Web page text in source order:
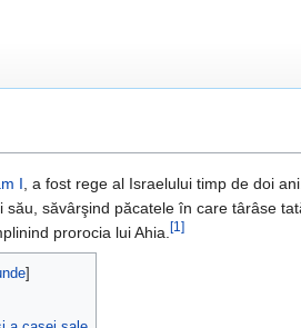
I, a fost rege al Israelului timp de doi
său, săvârşind păcatele în care târâse
prorocia lui Ahia.[1]
]